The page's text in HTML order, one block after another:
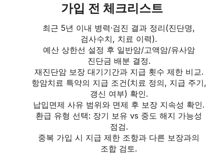
가입 전 체크리스트
최근 5년 이내 병력·검진 결과 정리(진단명,
검사수치, 치료 이력).
예산 상한선 설정 후 일반암/고액암/유사암
진단금 배분 결정.
재진단암 보장 대기기간과 지급 횟수 제한 비교.
항암치료 특약의 지급 조건(치료 정의, 지급 주기,
갱신 여부) 확인.
납입면제 사유 범위와 면제 후 보장 지속성 확인.
환급 유형 선택: 장기 보유 vs 중도 해지 가능성
점검.
중복 가입 시 지급 제한 조항과 다른 보장과의
조합 검토.